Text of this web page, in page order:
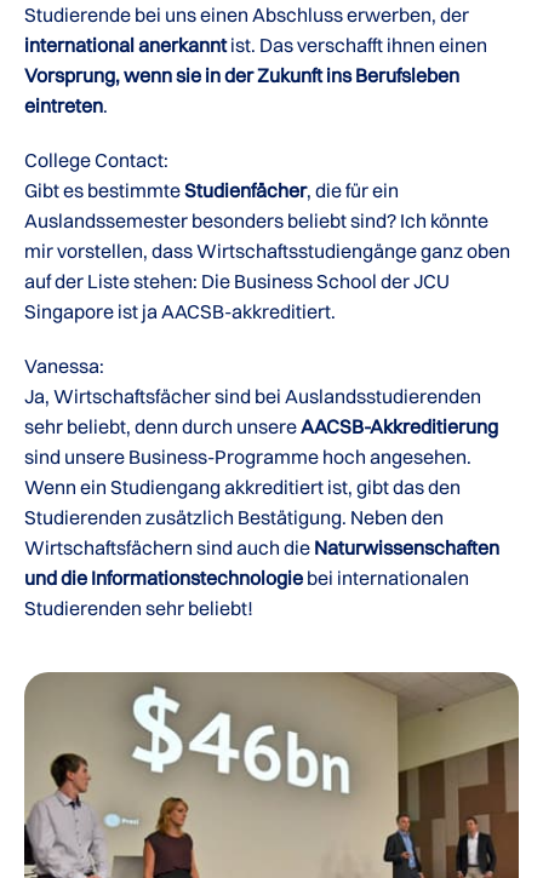
Studierende bei uns einen Abschluss erwerben, der
international anerkanntist. Das verschafft ihnen einen
Vorsprung, wenn sie in der Zukunft ins Berufsleben
eintreten.
College Contact:
Gibt es bestimmteStudienfächer, die für ein
Auslandssemester besonders beliebt sind? Ich könnte
mir vorstellen, dass Wirtschaftsstudiengänge ganz oben
auf der Liste stehen: Die Business School der JCU
Singapore ist ja AACSB-akkreditiert.
Vanessa:
Ja, Wirtschaftsfächer sind bei Auslandsstudierenden
sehr beliebt, denn durch unsereAACSB-Akkreditierung
sind unsere Business-Programme hoch angesehen.
Wenn ein Studiengang akkreditiert ist, gibt das den
Studierenden zusätzlich Bestätigung. Neben den
Wirtschaftsfächern sind auch die Naturwissenschaften
und die Informationstechnologie bei internationalen
Studierenden sehr beliebt!